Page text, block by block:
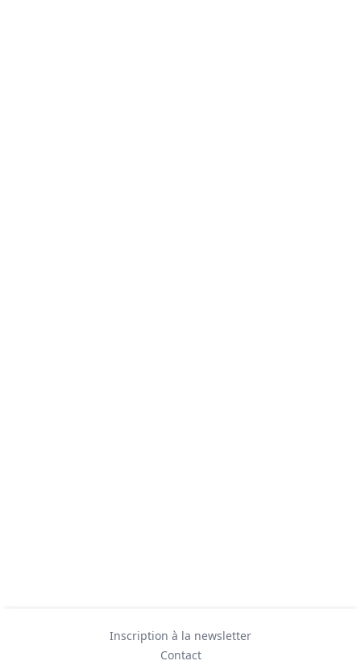
Inscription à la newsletter
Contact